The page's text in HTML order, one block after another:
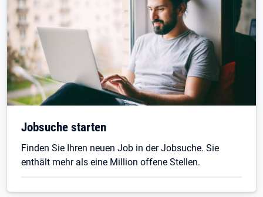
Jobsuche starten
Finden Sie Ihren neuen Job in der Jobsuche. Sie
enthält mehr als eine Million offene Stellen.